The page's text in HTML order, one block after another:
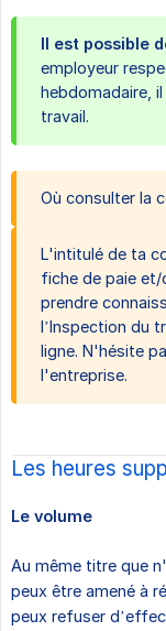
Il est possible
employeur
hebdomadaire,
travail.
Où consulter la
L'intitulé de ta
fiche de paie et/
prendre
l’Inspection du
ligne. N'hésite
l'entreprise.
Les heures
Le volume
Au même titre que
peux être amené à
peux refuser